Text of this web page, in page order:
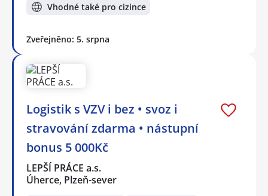
Vhodné také pro cizince
Zveřejněno: 5. srpna
Logistik s VZV i bez • svoz i
stravování zdarma • nástupní
bonus 5 000Kč
LEPŠÍ PRÁCE a.s.
Úherce, Plzeň-sever